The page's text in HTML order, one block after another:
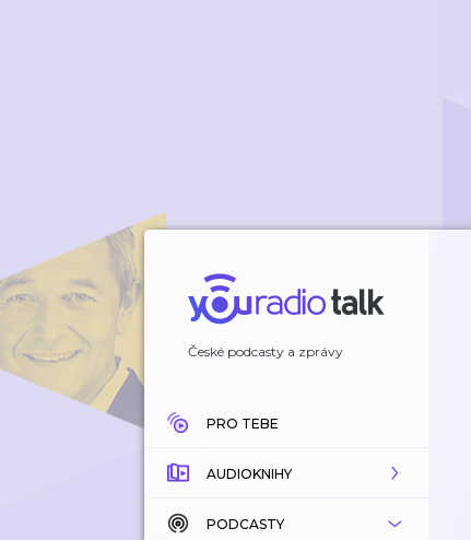
České podcasty a zprávy
PRO TEBE
AUDIOKNIHY
KATALOG
PODCASTY